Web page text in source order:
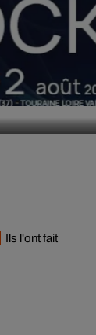
Ils l'ont fait